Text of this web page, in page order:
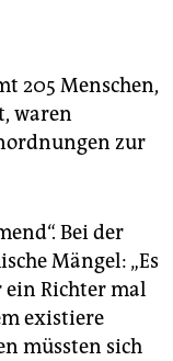
205 Menschen,
waren
zur
Bei der
Mängel: „Es
Richter mal
existiere
müssten sich